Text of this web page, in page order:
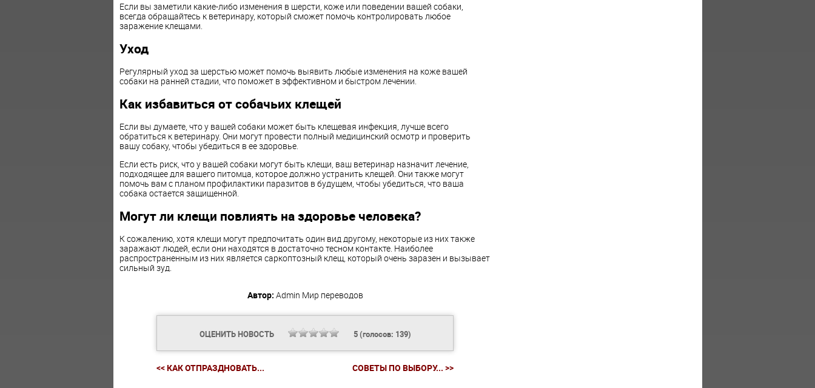
Если вы заметили какие-либо изменения в шерсти, коже или поведении вашей собаки,
всегда обращайтесь к ветеринару, который сможет помочь контролировать любое
заражение клещами.
Уход
Регулярный уход за шерстью может помочь выявить любые изменения на коже вашей
собаки на ранней стадии, что поможет в эффективном и быстром лечении.
Как избавиться от собачьих клещей
Если вы думаете, что у вашей собаки может быть клещевая инфекция, лучше всего
обратиться к ветеринару. Они могут провести полный медицинский осмотр и проверить
вашу собаку, чтобы убедиться в ее здоровье.
Если есть риск, что у вашей собаки могут быть клещи, ваш ветеринар назначит лечение,
подходящее для вашего питомца, которое должно устранить клещей. Они также могут
помочь вам с планом профилактики паразитов в будущем, чтобы убедиться, что ваша
собака остается защищенной.
Могут ли клещи повлиять на здоровье человека?
К сожалению, хотя клещи могут предпочитать один вид другому, некоторые из них также
заражают людей, если они находятся в достаточно тесном контакте. Наиболее
распространенным из них является саркоптозный клещ, который очень заразен и вызывает
сильный зуд.
Автор: Admin Мир переводов
ОЦЕНИТЬ НОВОСТЬ 5(голосов: 139)
<< КАК ОТПРАЗДНОВАТЬ... СОВЕТЫ ПО ВЫБОРУ... >>